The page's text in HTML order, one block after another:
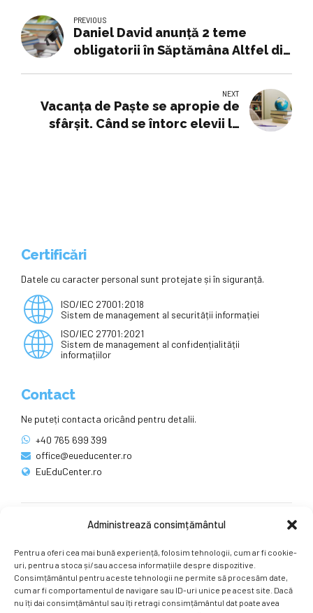
Administrează consimțământul
Pentru a oferi cea mai bună experiență, folosim tehnologii, cum ar fi cookie-
uri, pentru a stoca și/sau accesa informațiile despre dispozitive.
Consimțământul pentru aceste tehnologii ne permite să procesăm date,
cum ar fi comportamentul de navigare sau ID-uri unice pe acest site. Dacă
nu îți dai consimțământul sau îți retragi consimțământul dat poate avea
PREVIOUS
Daniel David anunță 2 teme
obligatorii în Săptămâna Altfel din
NEXT
Vacanța de Paște se apropie de
sfârșit. Când se întorc elevii la
Certificări
Datele cu caracter personal sunt protejate și în siguranță.
ISO/IEC 27001:2018
Sistem de management al securității informației
ISO/IEC 27701:2021
Sistem de management al confidențialității
informațiilor
Contact
Ne puteți contacta oricând pentru detalii.
+40 765 699 399
office@eueducenter.ro
EuEduCenter.ro
Ne puteți găsi și pe rețelele sociale.